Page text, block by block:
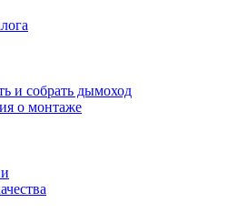
и собрать дымоход
о монтаже